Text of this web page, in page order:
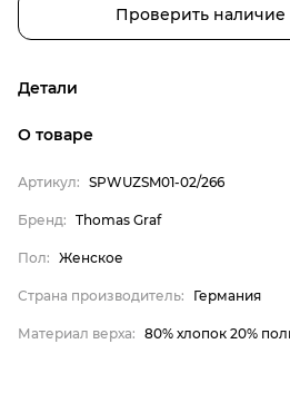
Проверить наличие
Детали
Бренд
Пол
Thomas Graf
О товаре
Артикул: SPWUZSM01-02/266
Бренд: Thomas Graf
Пол: Женское
Страна производитель: Германия
Материал верха: 80% хлопок 20%